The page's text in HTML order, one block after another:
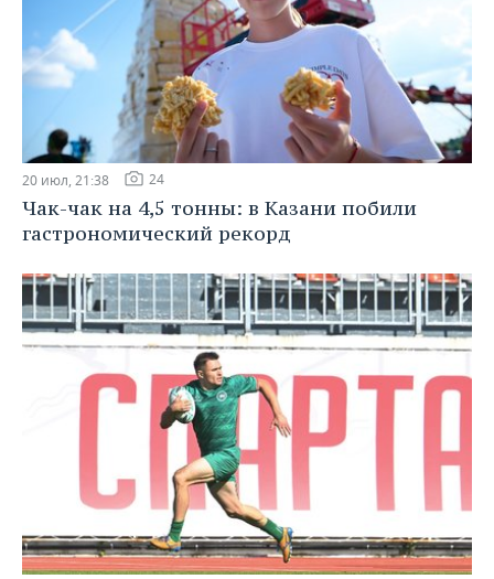
20 июл, 21:38 24
Чак-чак на 4,5 тонны: в Казани побили
гастрономический рекорд